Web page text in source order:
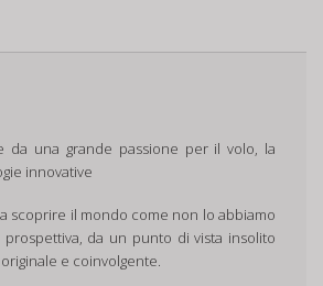
da una grande passione per il volo, la
innovative
scoprire il mondo come non lo abbiamo
prospettiva, da un punto di vista insolito
e coinvolgente.